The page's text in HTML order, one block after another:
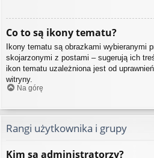
Co to są ikony tematu?
Ikony tematu są obrazkami wybieranymi
skojarzonymi z postami – sugerują ich
ikon tematu uzależniona jest od
witryny.
Na górę
Rangi użytkownika i grupy
Kim są administratorzy?